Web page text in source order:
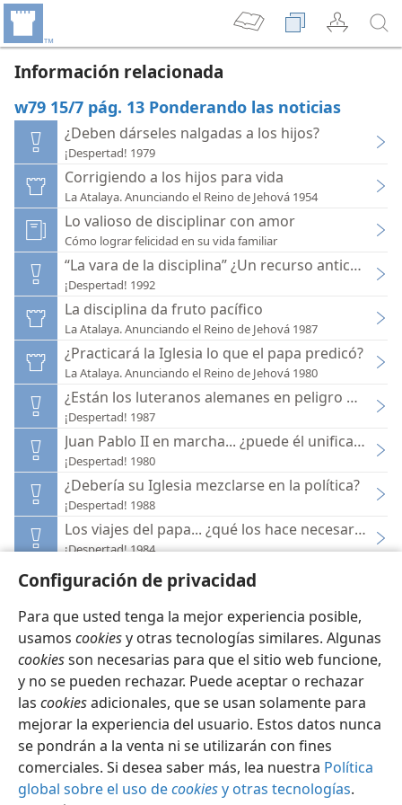
Configuración de privacidad
Para que usted tenga la mejor experiencia posible,
usamos cookiesy otras tecnologías similares. Algunas
cookiesson necesarias para que el sitio web funcione,
y no se pueden rechazar. Puede aceptar o rechazar
las cookiesadicionales, que se usan solamente para
mejorar la experiencia del usuario. Estos datos nunca
se pondrán a la venta ni se utilizarán con fines
comerciales. Si desea saber más, lea nuestra Política
global sobre el uso decookiesy otras tecnologías.
Información relacionada
w79 15/7 pág. 13 Ponderando las noticias
¿Deben dárseles nalgadas a los hijos?
¡Despertad! 1979
Corrigiendo a los hijos para vida
La Atalaya. Anunciando el Reino de Jehová 1954
Lo valioso de disciplinar con amor
Cómo lograr felicidad en su vida familiar
“La vara de la disciplina” ¿Un recurso anticuado?
¡Despertad! 1992
La disciplina da fruto pacífico
La Atalaya. Anunciando el Reino de Jehová 1987
¿Practicará la Iglesia lo que el papa predicó?
La Atalaya. Anunciando el Reino de Jehová 1980
¿Están los luteranos alemanes en peligro de
¡Despertad! 1987
Juan Pablo II en marcha... ¿puede él unificar su
¡Despertad! 1980
¿Debería su Iglesia mezclarse en la política?
¡Despertad! 1988
Los viajes del papa... ¿qué los hace necesarios?
¡Despertad! 1984
Español Configuración
Copyright© 2026 Watch Tower Bible and Tract Society of Pennsylvania
Condiciones de uso
Política de privacidad
Configuración de privacidad
JW.ORG Iniciar sesión